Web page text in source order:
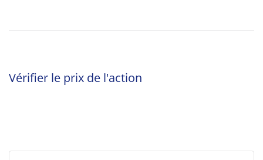
Vérifier le prix de l'action